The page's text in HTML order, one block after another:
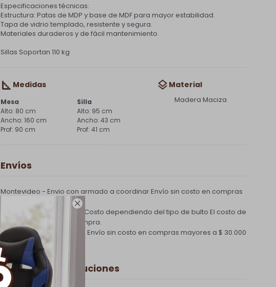

Especificaciones técnicas:
Estructura: Patas de MDP y base de MDF para mayor estabilidad.
Tapa de vidrio templado, resistente y segura.
Materiales duraderos y de fácil mantenimiento.
Sillas Soportan 110 kg
Medidas
Mesa
80 cm
160 cm
90 cm
Silla
95 cm
43 cm
41 cm
Material
Madera Maciza
Envíos
Montevideo - Envio con armado a coordinarEnvío sin costo en compras
Interior - Paga al Recibir: Costo dependiendo del tipo de bulto El costo de
envío depende de la compra.
PQuick Envío Coordinado
Envío sin costo en compras mayores a $ 30.000
|
Cambios y Devoluciones